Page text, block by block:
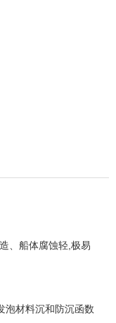
、船体腐蚀轻,极易
材料沉和防沉函数